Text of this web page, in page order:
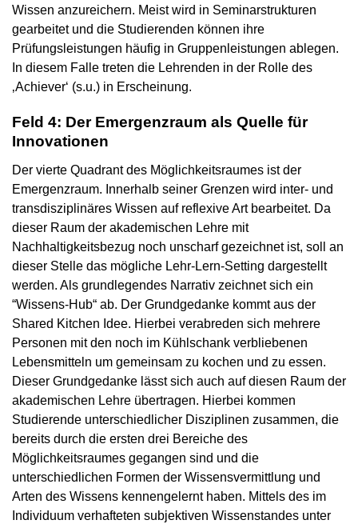
Wissen anzureichern. Meist wird in Seminarstrukturen
gearbeitet und die Studierenden können ihre
Prüfungsleistungen häufig in Gruppenleistungen ablegen.
In diesem Falle treten die Lehrenden in der Rolle des
‚Achiever‘ (s.u.) in Erscheinung.
Feld 4: Der Emergenzraum als Quelle für
Innovationen
Der vierte Quadrant des Möglichkeitsraumes ist der
Emergenzraum. Innerhalb seiner Grenzen wird inter- und
transdisziplinäres Wissen auf reflexive Art bearbeitet. Da
dieser Raum der akademischen Lehre mit
Nachhaltigkeitsbezug noch unscharf gezeichnet ist, soll an
dieser Stelle das mögliche Lehr-Lern-Setting dargestellt
werden. Als grundlegendes Narrativ zeichnet sich ein
“Wissens-Hub“ ab. Der Grundgedanke kommt aus der
Shared Kitchen Idee. Hierbei verabreden sich mehrere
Personen mit den noch im Kühlschank verbliebenen
Lebensmitteln um gemeinsam zu kochen und zu essen.
Dieser Grundgedanke lässt sich auch auf diesen Raum der
akademischen Lehre übertragen. Hierbei kommen
Studierende unterschiedlicher Disziplinen zusammen, die
bereits durch die ersten drei Bereiche des
Möglichkeitsraumes gegangen sind und die
unterschiedlichen Formen der Wissensvermittlung und
Arten des Wissens kennengelernt haben. Mittels des im
Individuum verhafteten subjektiven Wissenstandes unter